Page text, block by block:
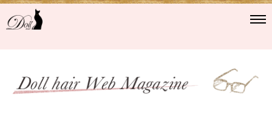
ドールヘアーについて